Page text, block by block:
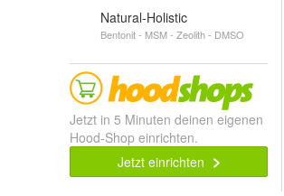
Natural-Holistic
Bentonit - MSM - Zeolith - DMSO
Jetzt in 5 Minuten deinen eigenen
Hood-Shop einrichten.
Jetzt einrichten